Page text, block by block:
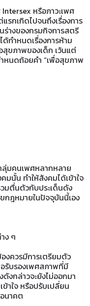
หรือภาวะเพศ
แรกเกิดไปจนถึงเรื่องการ
างของกรมกิจการสตรี
กำหนดเรื่องการห้าม
สุขภาพของเด็ก เว้นแต่
หนดถ้อยคำ “เพื่อสุขภาพ
ลุ่มคนเพศหลากหลาย
มนั้น ทำให้สังคมได้เข้าใจ
มตื่นตัวกับประเด็นดัง
กฎหมายในปัจจุบันนี้เอง
ง ๆ
งควรมีการเตรียมตัว
รับรองเพศสภาพที่มี
งกล่าวจะยังไม่ออกมา
าใจ หรือปรับเปลี่ยน
นาคต